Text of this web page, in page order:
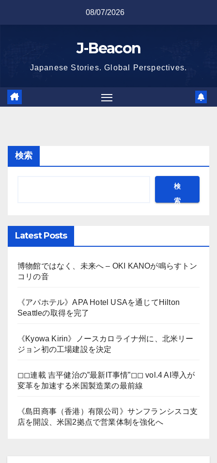
08/07/2026
J-Beacon
Japanese Stories. Global Perspectives.
検索
検
索
Latest Posts
博物館ではなく、未来へ – OKI KANOが鳴らすトン
コリの音
《アパホテル》APA Hotel USAを通じてHilton
Seattleの取得を完了
《Kyowa Kirin》ノースカロライナ州に、北米リー
ジョン初の工場建設を決定
◻︎◻︎連載 吉平健治の”最新IT事情”◻︎◻︎ vol.4 AI導入が
変革を加速する米国製造業の最前線
《島田商事（香港）有限公司》サンフランシスコ支
店を開設、米国2拠点で営業体制を強化へ